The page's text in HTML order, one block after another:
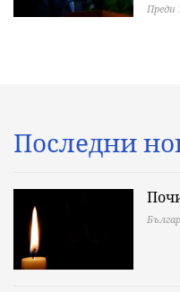
Преди
Последни